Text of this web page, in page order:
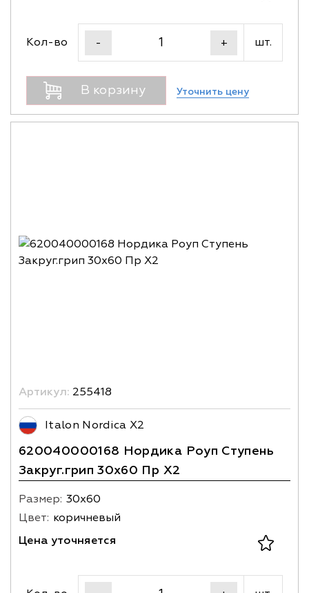
Кол-во - + шт.
В корзину Уточнить цену
Артикул: 255418
Italon Nordica X2
620040000168 Нордика Роуп Ступень
Закруг.грип 30х60 Пр X2
Размер: 30х60
Цвет: коричневый
Цена уточняется